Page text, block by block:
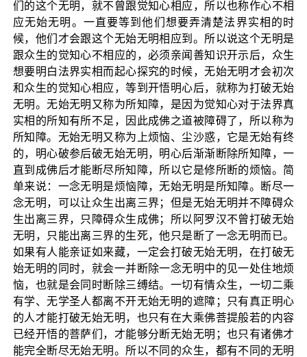
们的这个无明，就不曾跟觉知心相应，所以也称作心不相
应无始无明。一直要等到他们想要弄清楚法界实相的时
候，他们才会跟这个无始无明相应到。所以说这个无明是
跟众生的觉知心不相应的，必须亲闻善知识开示后，众生
想要明白法界实相而起心探究的时候，无始无明才会初次
和众生的觉知心相应，等到开悟明心后，就称为打破无始
无明。无始无明又称为所知障，是因为觉知心对于法界真
实相的所知有所不足，因此成佛之道被障碍了，所以称为
所知障。无始无明又称为上烦恼、尘沙惑，它是无始有终
的，明心破参后破无始无明，明心后渐渐断除所知障，一
直到成佛后才能断尽所知障，所以它是修所断的烦恼。简
单来说：一念无明是烦恼障，无始无明是所知障。断尽一
念无明，可以让众生出离三界；但是无始无明并不障碍众
生出离三界，只障碍众生成佛；所以阿罗汉不曾打破无始
无明，只能出离三界的生死，他只是断了一念无明而已。
如果有人能亲证如来藏，一定会打破无始无明，在打破无
始无明的同时，就会一并断除一念无明中的见一处住地烦
恼，也就是会同时断除三缚结。一切有情众生，一切二乘
有学、无学圣人都离不开无始无明的遮障；只有真正明心
的人才能打破无始无明，也只有在大乘佛菩提般若的内容
已经开悟的菩萨们，才能够分断无始无明；也只有诸佛才
能完全断尽无始无明。所以不同的众生，都有不同的无明